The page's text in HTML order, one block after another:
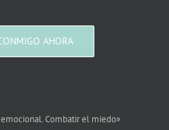
AHORA
Combatir el miedo»